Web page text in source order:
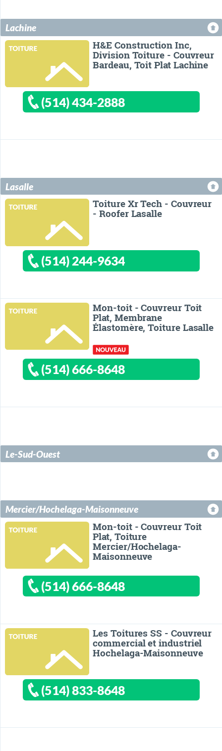
Lachine
H&E Construction Inc,
Division Toiture - Couvreur
Bardeau, Toit Plat Lachine
(514) 434-2888
Lasalle
Toiture Xr Tech - Couvreur
- Roofer Lasalle
(514) 244-9634
Mon-toit - Couvreur Toit
Plat, Membrane
Élastomère, Toiture Lasalle
(514) 666-8648
Le-Sud-Ouest
Mercier/Hochelaga-Maisonneuve
Mon-toit - Couvreur Toit
Plat, Toiture
Mercier/Hochelaga-
Maisonneuve
(514) 666-8648
Les Toitures SS - Couvreur
commercial et industriel
Hochelaga-Maisonneuve
(514) 833-8648